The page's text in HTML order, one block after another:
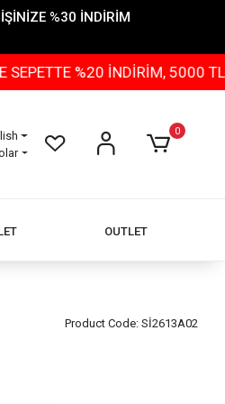
%30 İNDİRİM
%20 İNDİRİM, 5000 TL ÜZERİ
0
OUTLET
Product Code: Sİ2613A02